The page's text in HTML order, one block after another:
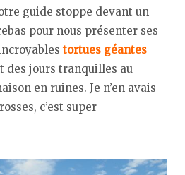
guide stoppe devant un
pour nous présenter ses
tortues géantes
des jours tranquilles au
en ruines. Je n’en avais
c’est super